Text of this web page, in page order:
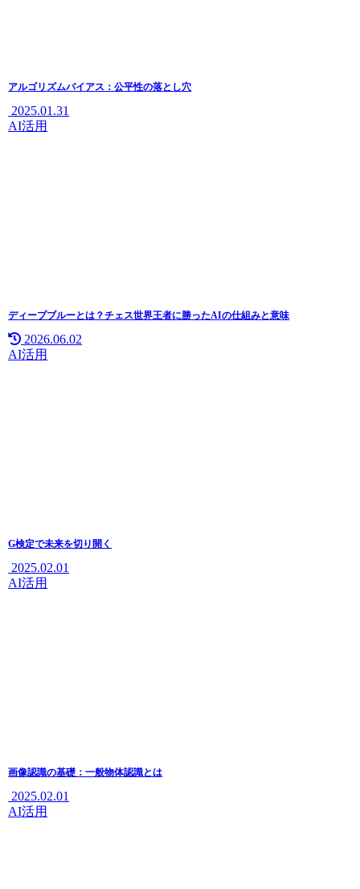
アルゴリズムバイアス：公平性の落とし穴
2025.01.31
AI活用
ディープブルーとは？チェス世界王者に勝ったAIの仕組みと意味
2026.06.02
AI活用
G検定で未来を切り開く
2025.02.01
AI活用
画像認識の基礎：一般物体認識とは
2025.02.01
AI活用